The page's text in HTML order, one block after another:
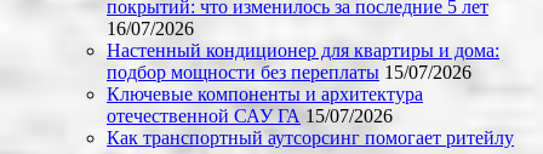
покрытий: что изменилось за последние 5 лет
16/07/2026
Настенный кондиционер для квартиры и дома:
подбор мощности без переплаты 15/07/2026
Ключевые компоненты и архитектура
отечественной САУ ГА 15/07/2026
Как транспортный аутсорсинг помогает ритейлу